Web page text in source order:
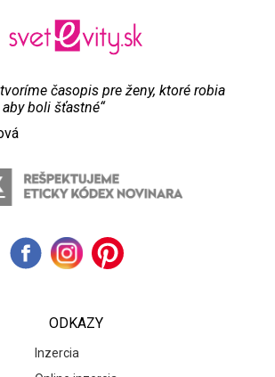
časopis pre ženy, ktoré robia
boli šťastné“
ODKAZY
Inzercia